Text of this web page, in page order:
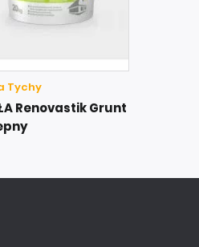
Tychy
Renovastik Grunt